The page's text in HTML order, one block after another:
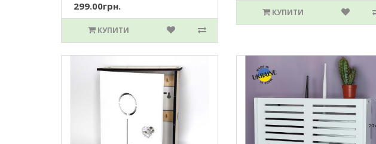
299.00грн.
КУПИТИ
КУПИТИ